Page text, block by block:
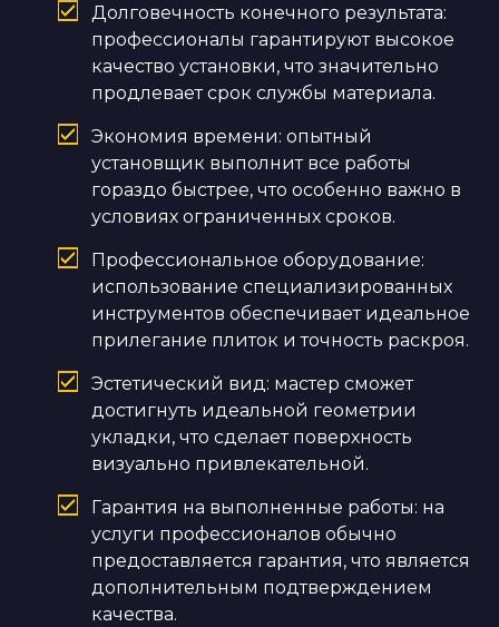
Долговечность конечного результата:
профессионалы гарантируют высокое
качество установки, что значительно
продлевает срок службы материала.
Экономия времени: опытный
установщик выполнит все работы
гораздо быстрее, что особенно важно в
условиях ограниченных сроков.
Профессиональное оборудование:
использование специализированных
инструментов обеспечивает идеальное
прилегание плиток и точность раскроя.
Эстетический вид: мастер сможет
достигнуть идеальной геометрии
укладки, что сделает поверхность
визуально привлекательной.
Гарантия на выполненные работы: на
услуги профессионалов обычно
предоставляется гарантия, что является
дополнительным подтверждением
качества.